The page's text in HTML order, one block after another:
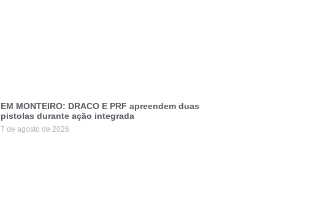
EM MONTEIRO: DRACO E PRF apreendem duas
pistolas durante ação integrada
7 de agosto de 2026